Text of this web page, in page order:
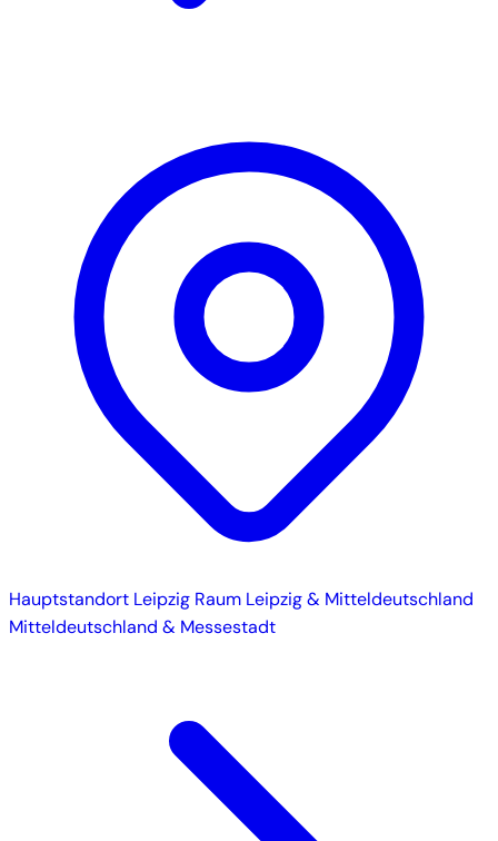
Hauptstandort Leipzig Raum Leipzig & Mitteldeutschland
Mitteldeutschland & Messestadt